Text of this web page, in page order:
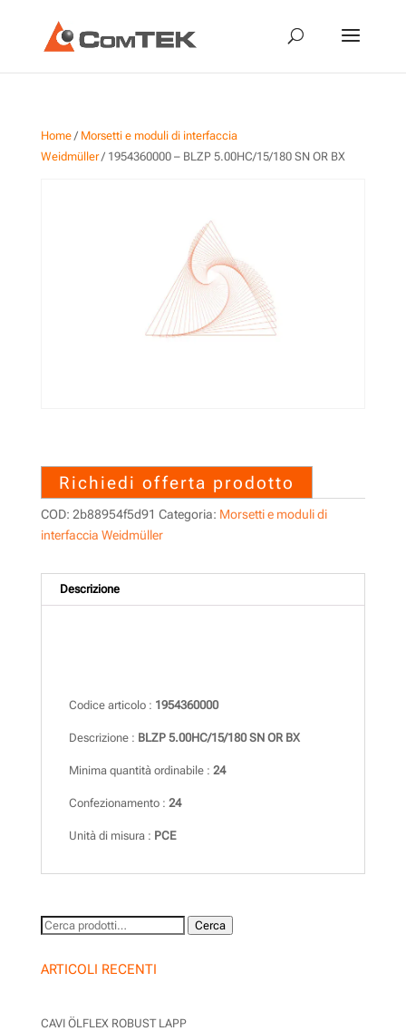
Home/ Morsetti e moduli di interfaccia
Weidmüller/ 1954360000 – BLZP 5.00HC/15/180 SN OR BX
Richiedi offerta prodotto
COD: 2b88954f5d91 Categoria: Morsetti e moduli di
interfaccia Weidmüller
Descrizione
Codice articolo : 1954360000
Descrizione : BLZP 5.00HC/15/180 SN OR BX
Minima quantità ordinabile : 24
Confezionamento : 24
Unità di misura : PCE
Cerca: Cerca
ARTICOLI RECENTI
CAVI ÖLFLEX ROBUST LAPP